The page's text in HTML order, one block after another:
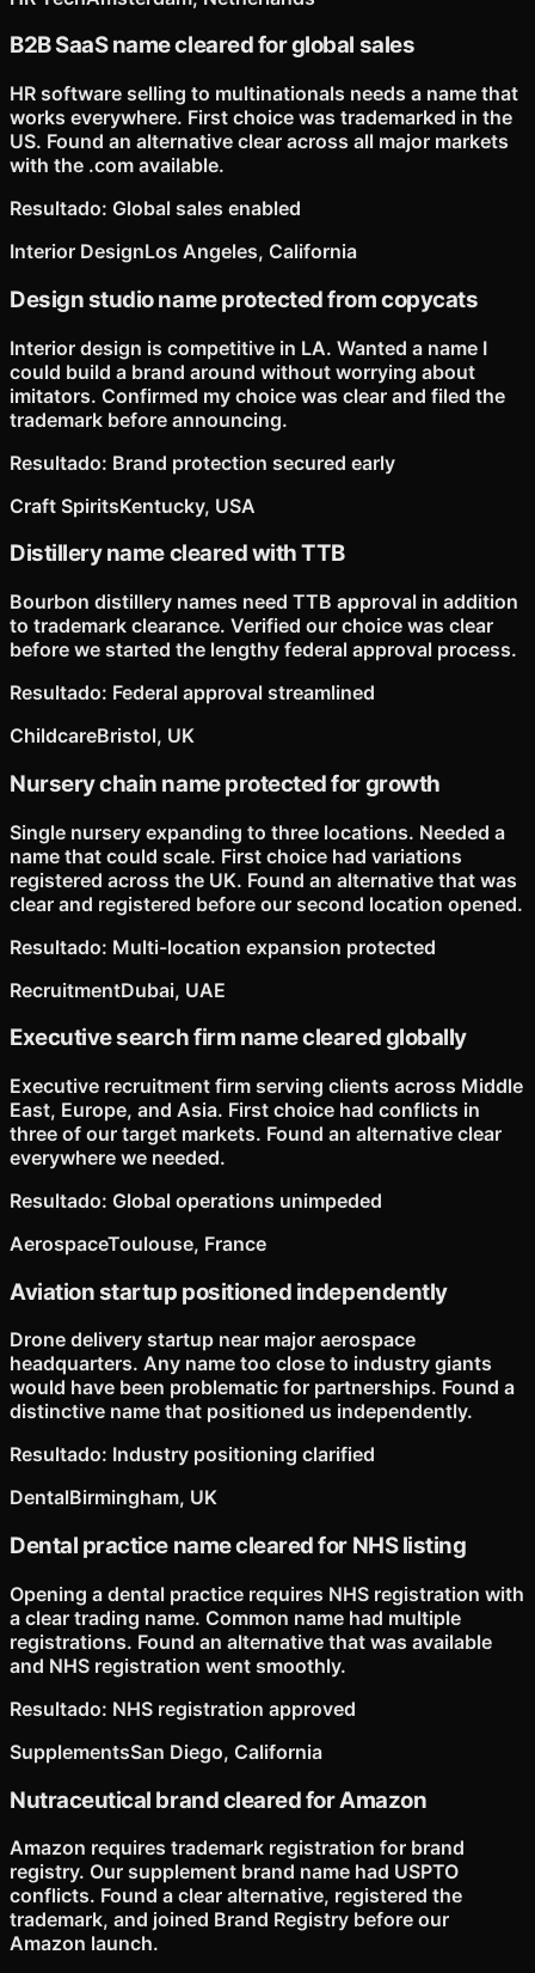
B2B SaaS name cleared for global sales
HR software selling to multinationals needs a name that
works everywhere. First choice was trademarked in the
US. Found an alternative clear across all major markets
with the .com available.
Resultado: Global sales enabled
Interior DesignLos Angeles, California
Design studio name protected from copycats
Interior design is competitive in LA. Wanted a name I
could build a brand around without worrying about
imitators. Confirmed my choice was clear and filed the
trademark before announcing.
Resultado: Brand protection secured early
Craft SpiritsKentucky, USA
Distillery name cleared with TTB
Bourbon distillery names need TTB approval in addition
to trademark clearance. Verified our choice was clear
before we started the lengthy federal approval process.
Resultado: Federal approval streamlined
ChildcareBristol, UK
Nursery chain name protected for growth
Single nursery expanding to three locations. Needed a
name that could scale. First choice had variations
registered across the UK. Found an alternative that was
clear and registered before our second location opened.
Resultado: Multi-location expansion protected
RecruitmentDubai, UAE
Executive search firm name cleared globally
Executive recruitment firm serving clients across Middle
East, Europe, and Asia. First choice had conflicts in
three of our target markets. Found an alternative clear
everywhere we needed.
Resultado: Global operations unimpeded
AerospaceToulouse, France
Aviation startup positioned independently
Drone delivery startup near major aerospace
headquarters. Any name too close to industry giants
would have been problematic for partnerships. Found a
distinctive name that positioned us independently.
Resultado: Industry positioning clarified
DentalBirmingham, UK
Dental practice name cleared for NHS listing
Opening a dental practice requires NHS registration with
a clear trading name. Common name had multiple
registrations. Found an alternative that was available
and NHS registration went smoothly.
Resultado: NHS registration approved
SupplementsSan Diego, California
Nutraceutical brand cleared for Amazon
Amazon requires trademark registration for brand
registry. Our supplement brand name had USPTO
conflicts. Found a clear alternative, registered the
trademark, and joined Brand Registry before our
Amazon launch.